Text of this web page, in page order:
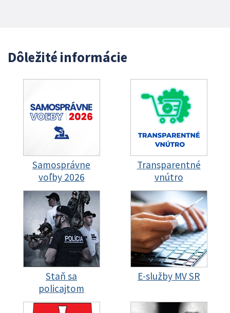
Dôležité informácie
Samosprávne
voľby 2026
Transparentné
vnútro
Staň sa
policajtom
E-služby MV SR